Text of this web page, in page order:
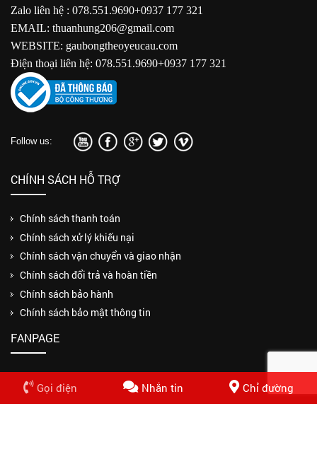
Zalo liên hệ : 078.551.9690+0937 177 321
EMAIL: thuanhung206@gmail.com
WEBSITE: gaubongtheoyeucau.com
Điện thoại liên hệ: 078.551.9690+0937 177 321
Follow us:
CHÍNH SÁCH HỖ TRỢ
Chính sách thanh toán
Chính sách xử lý khiếu nại
Chính sách vận chuyển và giao nhận
Chính sách đổi trả và hoàn tiền
Chính sách bảo hành
Chính sách bảo mật thông tin
FANPAGE
Gọi điện Nhắn tin Chỉ đường